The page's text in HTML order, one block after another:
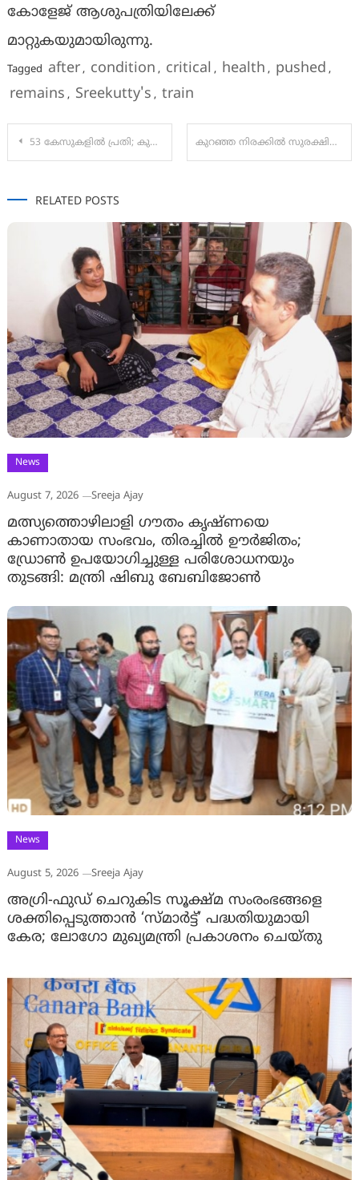
കോളേജ് ആശുപത്രിയിലേക്ക്
മാറ്റുകയുമായിരുന്നു.
Tagged after, condition , critical , health , pushed ,
remains , Sreekutty's , train
Post
53 കേസുകളിൽ പ്രതി; കുപ്രസിദ്ധ മോഷ്ടാവ് ബാലമുരുകൻ പൊലീസ് കസ്റ്റഡിയിൽ നിന്ന് രക്ഷപ്പെട്ടു കുറഞ്ഞ നിരക്കിൽ സുരക്ഷിത യാത്രയുമായി ‘കേരള സവാരി 2.0’ പ്രവർത്തനം ആരംഭിച്ചതായി മന്ത്രി വി ശിവൻകുട്ടി
RELATED POSTS
News
August 7, 2026 Sreeja Ajay
മത്സ്യത്തൊഴിലാളി ഗൗതം കൃഷ്ണയെ
കാണാതായ സംഭവം, തിരച്ചിൽ ഊർജിതം;
ഡ്രോണ്‍ ഉപയോഗിച്ചുള്ള പരിശോധനയും
തുടങ്ങി: മന്ത്രി ഷിബു ബേബിജോണ്‍
News
August 5, 2026 Sreeja Ajay
അഗ്രി-ഫുഡ് ചെറുകിട സൂക്ഷ്മ സംരംഭങ്ങളെ
ശക്തിപ്പെടുത്താന്‍ ‘സ്മാര്‍ട്ട്’ പദ്ധതിയുമായി
കേര; ലോഗോ മുഖ്യമന്ത്രി പ്രകാശനം ചെയ്തു